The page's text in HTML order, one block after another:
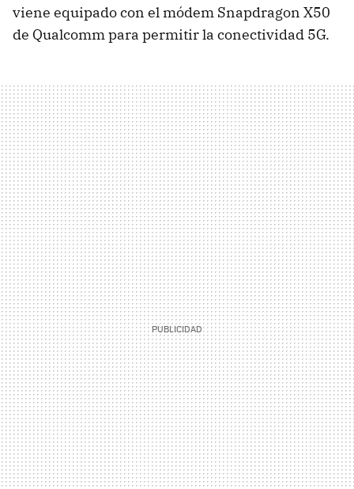
viene equipado con el módem Snapdragon X50
de Qualcomm para permitir la conectividad 5G.